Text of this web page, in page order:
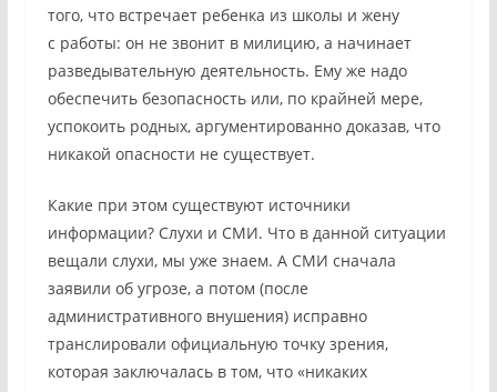
того, что встречает ребенка из школы и жену
с работы: он не звонит в милицию, а начинает
разведывательную деятельность. Ему же надо
обеспечить безопасность или, по крайней мере,
успокоить родных, аргументированно доказав, что
никакой опасности не существует.
Какие при этом существуют источники
информации? Слухи и СМИ. Что в данной ситуации
вещали слухи, мы уже знаем. А СМИ сначала
заявили об угрозе, а потом (после
административного внушения) исправно
транслировали официальную точку зрения,
которая заключалась в том, что «никаких